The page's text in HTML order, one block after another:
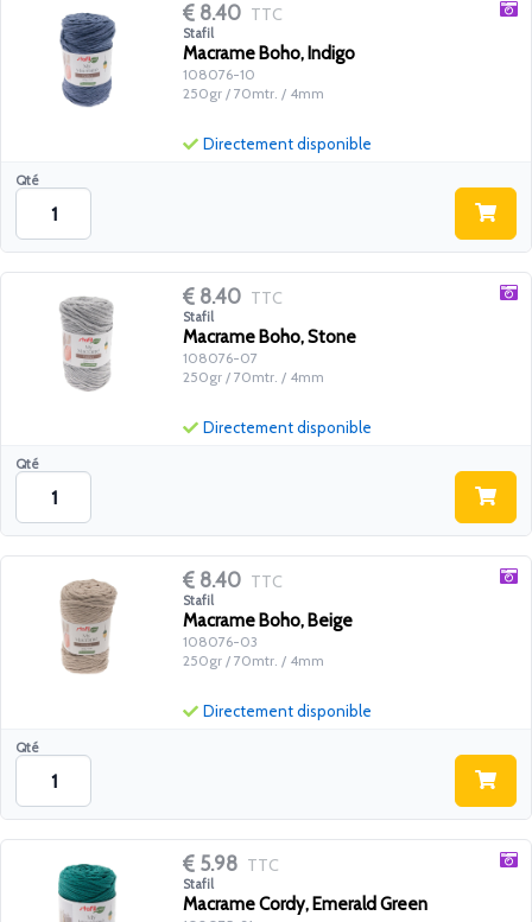
8.40 TTC
Stafil
Macrame Boho, Indigo
108076-10
250gr / 70mtr. / 4mm
Qté
Directement disponible
8.40 TTC
Stafil
Macrame Boho, Stone
108076-07
250gr / 70mtr. / 4mm
Qté
Directement disponible
8.40 TTC
Stafil
Macrame Boho, Beige
108076-03
250gr / 70mtr. / 4mm
Qté
Directement disponible
5.98 TTC
Stafil
Macrame Cordy, Emerald Green